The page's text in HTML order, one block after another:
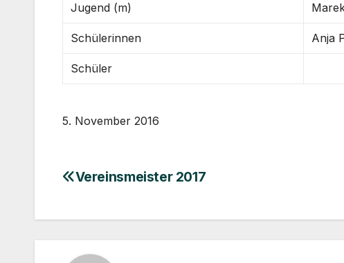
Jugend (m)
Schülerinnen Anja
Schüler
5. November 2016
Beitragsnavigation
Vereinsmeister 2017